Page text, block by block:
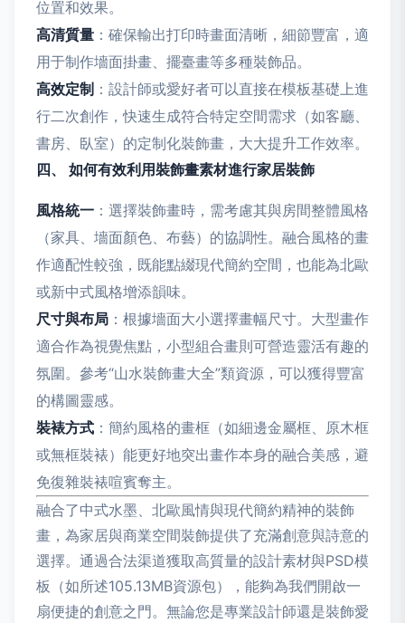
位置和效果。
高清質量 ：確保輸出打印時畫面清晰，細節豐富，適
用于制作墻面掛畫、擺臺畫等多種裝飾品。
高效定制 ：設計師或愛好者可以直接在模板基礎上進
行二次創作，快速生成符合特定空間需求（如客廳、
書房、臥室）的定制化裝飾畫，大大提升工作效率。
四、 如何有效利用裝飾畫素材進行家居裝飾
風格統一 ：選擇裝飾畫時，需考慮其與房間整體風格
（家具、墻面顏色、布藝）的協調性。融合風格的畫
作適配性較強，既能點綴現代簡約空間，也能為北歐
或新中式風格增添韻味。
尺寸與布局 ：根據墻面大小選擇畫幅尺寸。大型畫作
適合作為視覺焦點，小型組合畫則可營造靈活有趣的
氛圍。參考“山水裝飾畫大全”類資源，可以獲得豐富
的構圖靈感。
裝裱方式 ：簡約風格的畫框（如細邊金屬框、原木框
或無框裝裱）能更好地突出畫作本身的融合美感，避
免復雜裝裱喧賓奪主。
融合了中式水墨、北歐風情與現代簡約精神的裝飾
畫，為家居與商業空間裝飾提供了充滿創意與詩意的
選擇。通過合法渠道獲取高質量的設計素材與PSD模
板（如所述105.13MB資源包），能夠為我們開啟一
扇便捷的創意之門。無論您是專業設計師還是裝飾愛